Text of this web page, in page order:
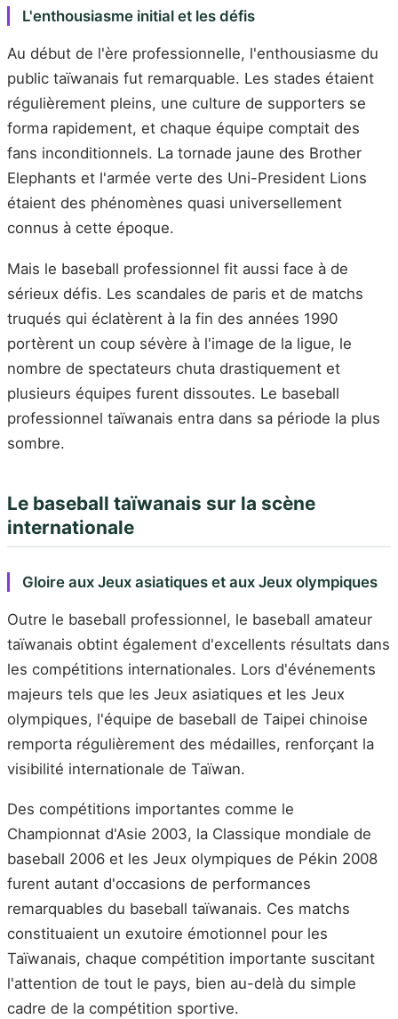
L'enthousiasme initial et les défis
Au début de l'ère professionnelle, l'enthousiasme du
public taïwanais fut remarquable. Les stades étaient
régulièrement pleins, une culture de supporters se
forma rapidement, et chaque équipe comptait des
fans inconditionnels. La tornade jaune des Brother
Elephants et l'armée verte des Uni-President Lions
étaient des phénomènes quasi universellement
connus à cette époque.
Mais le baseball professionnel fit aussi face à de
sérieux défis. Les scandales de paris et de matchs
truqués qui éclatèrent à la fin des années 1990
portèrent un coup sévère à l'image de la ligue, le
nombre de spectateurs chuta drastiquement et
plusieurs équipes furent dissoutes. Le baseball
professionnel taïwanais entra dans sa période la plus
sombre.
Le baseball taïwanais sur la scène
internationale
Gloire aux Jeux asiatiques et aux Jeux olympiques
Outre le baseball professionnel, le baseball amateur
taïwanais obtint également d'excellents résultats dans
les compétitions internationales. Lors d'événements
majeurs tels que les Jeux asiatiques et les Jeux
olympiques, l'équipe de baseball de Taipei chinoise
remporta régulièrement des médailles, renforçant la
visibilité internationale de Taïwan.
Des compétitions importantes comme le
Championnat d'Asie 2003, la Classique mondiale de
baseball 2006 et les Jeux olympiques de Pékin 2008
furent autant d'occasions de performances
remarquables du baseball taïwanais. Ces matchs
constituaient un exutoire émotionnel pour les
Taïwanais, chaque compétition importante suscitant
l'attention de tout le pays, bien au-delà du simple
cadre de la compétition sportive.